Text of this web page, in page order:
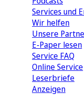
Services und
Wir helfen
Unsere
E-Paper lesen
Service FAQ
Online Service
Leserbriefe
Anzeigen